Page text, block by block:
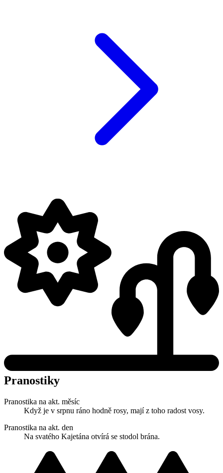
Pranostiky
Pranostika na akt. měsíc
Když je v srpnu ráno hodně rosy, mají z toho radost vosy.
Pranostika na akt. den
Na svatého Kajetána otvírá se stodol brána.